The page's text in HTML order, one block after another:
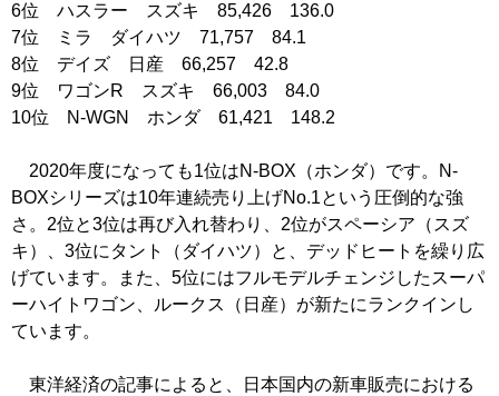
6位 ハスラー スズキ 85,426 136.0
7位 ミラ ダイハツ 71,757 84.1
8位 デイズ 日産 66,257 42.8
9位 ワゴンR スズキ 66,003 84.0
10位 N-WGN ホンダ 61,421 148.2
2020年度になっても1位はN-BOX（ホンダ）です。N-
BOXシリーズは10年連続売り上げNo.1という圧倒的な強
さ。2位と3位は再び入れ替わり、2位がスペーシア（スズ
キ）、3位にタント（ダイハツ）と、デッドヒートを繰り広
げています。また、5位にはフルモデルチェンジしたスーパ
ーハイトワゴン、ルークス（日産）が新たにランクインし
ています。
東洋経済の記事によると、日本国内の新車販売における